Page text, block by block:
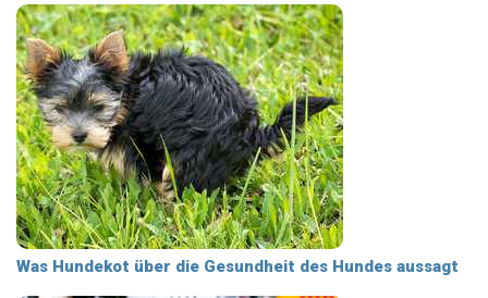
Was Hundekot über die Gesundheit des Hundes aussagt